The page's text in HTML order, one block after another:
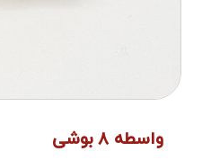
واسطه ۸ بوشی